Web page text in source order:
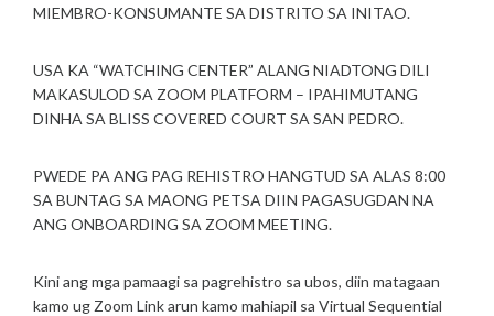
MIEMBRO-KONSUMANTE SA DISTRITO SA INITAO.
USA KA “WATCHING CENTER” ALANG NIADTONG DILI
MAKASULOD SA ZOOM PLATFORM – IPAHIMUTANG
DINHA SA BLISS COVERED COURT SA SAN PEDRO.
PWEDE PA ANG PAG REHISTRO HANGTUD SA ALAS 8:00
SA BUNTAG SA MAONG PETSA DIIN PAGASUGDAN NA
ANG ONBOARDING SA ZOOM MEETING.
Kini ang mga pamaagi sa pagrehistro sa ubos, diin matagaan
kamo ug Zoom Link arun kamo mahiapil sa Virtual Sequential